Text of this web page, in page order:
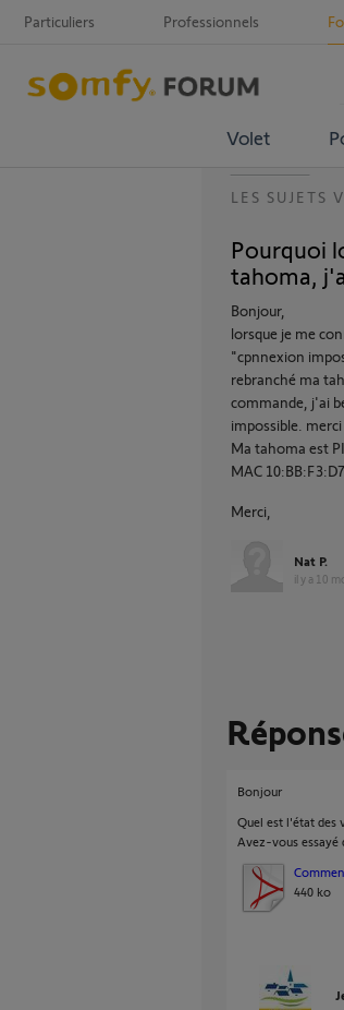
Particuliers Professionnels
Volet
LES SUJETS
Pourquoi
tahoma,
Bonjour,
lorsque je me
"cpnnexion
rebranché ma
commande, j'ai
impossible.
Ma tahoma est
MAC
Merci,
Nat P.
il y a 10
Bonjour
Quel est l'état des
Avez-vous
440 ko